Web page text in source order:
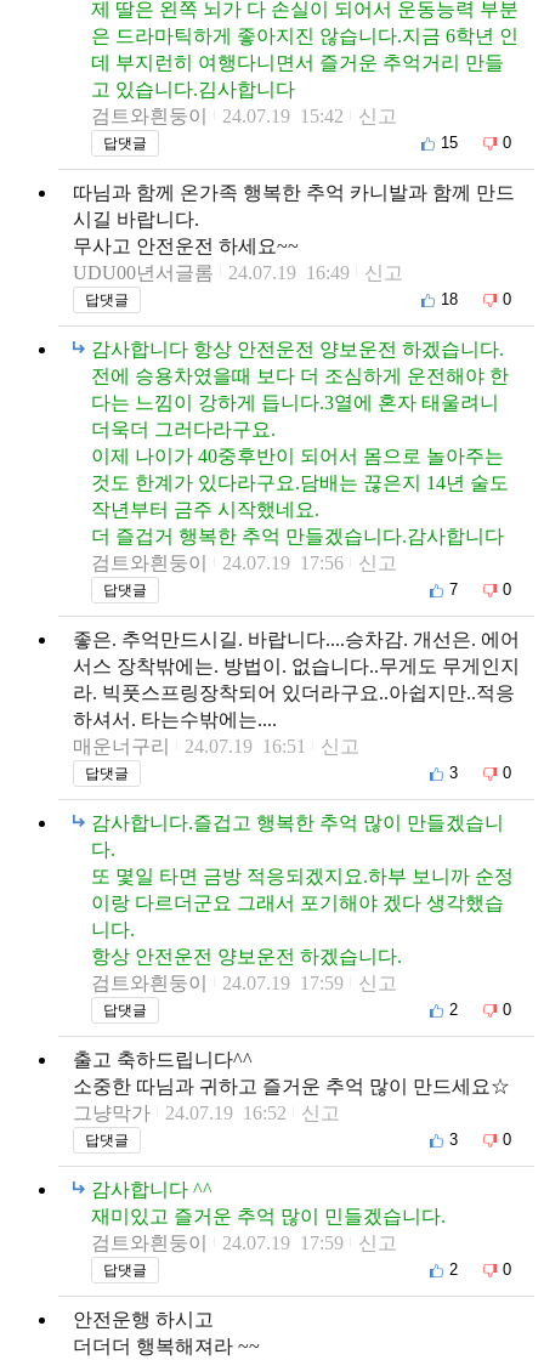
제 딸은 왼쪽 뇌가 다 손실이 되어서 운동능력 부분
은 드라마틱하게 좋아지진 않습니다.지금 6학년 인
데 부지런히 여행다니면서 즐거운 추억거리 만들
고 있습니다.김사합니다
검트와흰둥이
24.07.19 15:42 신고
답댓글 15 0
따님과 함께 온가족 행복한 추억 카니발과 함께 만드
시길 바랍니다.
무사고 안전운전 하세요~~
UDU00년서글롬
24.07.19 16:49 신고
답댓글 18 0
감사합니다 항상 안전운전 양보운전 하겠습니다.
전에 승용차였을때 보다 더 조심하게 운전해야 한
다는 느낌이 강하게 듭니다.3열에 혼자 태울려니
더욱더 그러다라구요.
이제 나이가 40중후반이 되어서 몸으로 놀아주는
것도 한계가 있다라구요.담배는 끊은지 14년 술도
작년부터 금주 시작했네요.
더 즐겁거 행복한 추억 만들겠습니다.감사합니다
검트와흰둥이
24.07.19 17:56 신고
답댓글 7 0
좋은. 추억만드시길. 바랍니다....승차감. 개선은. 에어
서스 장착밖에는. 방법이. 없습니다..무게도 무게인지
라. 빅풋스프링장착되어 있더라구요..아쉽지만..적응
하셔서. 타는수밖에는....
매운너구리
24.07.19 16:51 신고
답댓글 3 0
감사합니다.즐겁고 행복한 추억 많이 만들겠습니
다.
또 몇일 타면 금방 적응되겠지요.하부 보니까 순정
이랑 다르더군요 그래서 포기해야 겠다 생각했습
니다.
항상 안전운전 양보운전 하겠습니다.
검트와흰둥이
24.07.19 17:59 신고
답댓글 2 0
출고 축하드립니다^^
소중한 따님과 귀하고 즐거운 추억 많이 만드세요☆
그냥막가
24.07.19 16:52 신고
답댓글 3 0
감사합니다 ^^
재미있고 즐거운 추억 많이 민들겠습니다.
검트와흰둥이
24.07.19 17:59 신고
답댓글 2 0
안전운행 하시고
더더더 행복해져라 ~~